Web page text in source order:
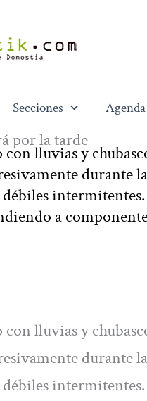
Secciones Agenda
por la tarde
lluvias y
durante
a
lluvias y
durante